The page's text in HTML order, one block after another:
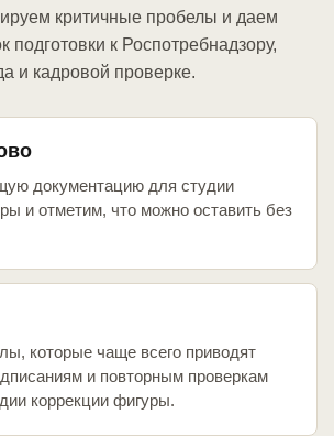
критичные пробелы и даем
подготовки к Роспотребнадзору,
и кадровой проверке.
документацию для студии
и отметим, что можно оставить без
которые чаще всего приводят
и повторным проверкам
коррекции фигуры.